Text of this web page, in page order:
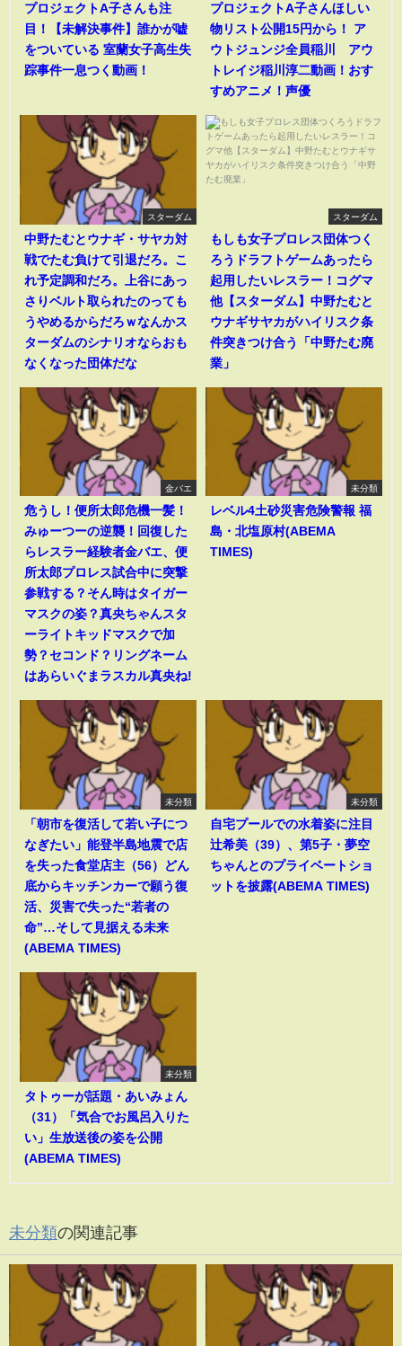
プロジェクトA子さんも注
目！【未解決事件】誰かが嘘
をついている 室蘭女子高生失
踪事件一息つく動画！
プロジェクトA子さんほしい
物リスト公開15円から！ ア
ウトジュンジ全員稲川 アウ
トレイジ稲川淳二動画！おす
すめアニメ！声優
スターダム
中野たむとウナギ・サヤカ対
戦でたむ負けて引退だろ。こ
れ予定調和だろ。上谷にあっ
さりベルト取られたのっても
うやめるからだろｗなんかス
ターダムのシナリオならおも
なくなった団体だな
スターダム
もしも女子プロレス団体つく
ろうドラフトゲームあったら
起用したいレスラー！コグマ
他【スターダム】中野たむと
ウナギサヤカがハイリスク条
件突きつけ合う「中野たむ廃
業」
金バエ
危うし！便所太郎危機一髪！
みゅーつーの逆襲！回復した
らレスラー経験者金バエ、便
所太郎プロレス試合中に突撃
参戦する？そん時はタイガー
マスクの姿？真央ちゃんスタ
ーライトキッドマスクで加
勢？セコンド？リングネーム
はあらいぐまラスカル真央ね!
未分類
レベル4土砂災害危険警報 福
島・北塩原村(ABEMA
TIMES)
未分類
「朝市を復活して若い子につ
なぎたい」能登半島地震で店
を失った食堂店主（56）どん
底からキッチンカーで願う復
活、災害で失った“若者の
命”…そして見据える未来
(ABEMA TIMES)
未分類
自宅プールでの水着姿に注目
辻希美（39）、第5子・夢空
ちゃんとのプライベートショ
ットを披露(ABEMA TIMES)
未分類
タトゥーが話題・あいみょん
（31）「気合でお風呂入りた
い」生放送後の姿を公開
(ABEMA TIMES)
未分類の関連記事